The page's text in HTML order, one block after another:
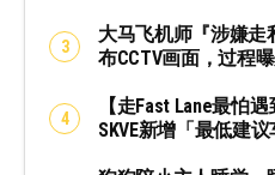
大马飞机师『涉嫌走
布CCTV画面，过程
【走Fast Lane最怕
SKVE新增「最低建